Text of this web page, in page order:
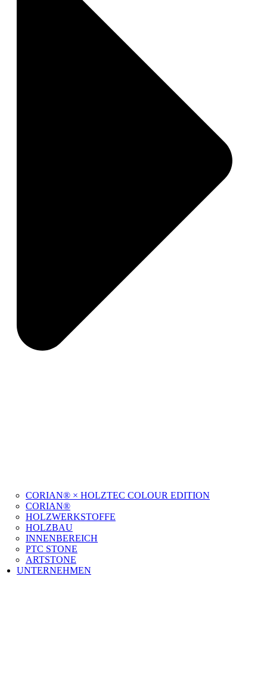
CORIAN® × HOLZTEC COLOUR EDITION
CORIAN®
HOLZWERKSTOFFE
HOLZBAU
INNENBEREICH
PTC STONE
ARTSTONE
UNTERNEHMEN